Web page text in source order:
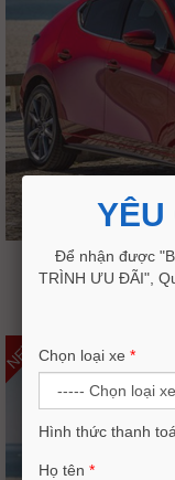
MAZDA
NEW
YÊU
Để nhận được
TRÌNH ƯU ĐÃI",
Chọn loại xe *
Hình thức thanh
Họ tên *